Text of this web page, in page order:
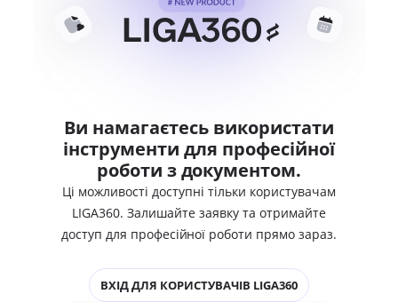
Ви намагаєтесь використати
інструменти для професійної
роботи з документом.
Ці можливості доступні тільки користувачам
LIGA360. Залишайте заявку та отримайте
доступ для професійної роботи прямо зараз.
ВХІД ДЛЯ КОРИСТУВАЧІВ LIGA360